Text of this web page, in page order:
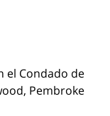
el Condado de
Pembroke